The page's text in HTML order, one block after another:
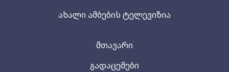
ახალი ამბების ტელევიზია
მთავარი
გადაცემები